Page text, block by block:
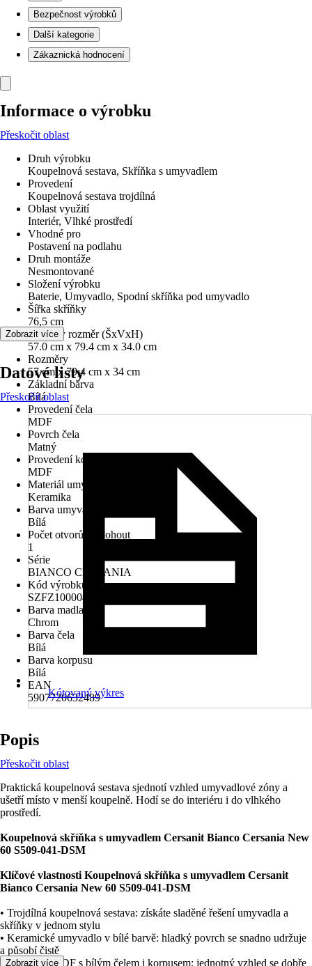
Bezpečnost výrobků
Další kategorie
Zákaznická hodnocení
Informace o výrobku
Přeskočit oblast
Druh výrobku
Koupelnová sestava, Skříňka s umyvadlem
Provedení
Koupelnová sestava trojdílná
Oblast využití
Interiér, Vlhké prostředí
Vhodné pro
Postavení na podlahu
Druh montáže
Nesmontované
Složení výrobku
Baterie, Umyvadlo, Spodní skříňka pod umyvadlo
Šířka skříňky
76,5 cm
Celkový rozměr (ŠxVxH)
57.0 cm x 79.4 cm x 34.0 cm
Rozměry
57 cm x 79,4 cm x 34 cm
Základní barva
Bílá
Provedení čela
MDF
Povrch čela
Matný
Provedení korpusu
MDF
Materiál umyvadla
Keramika
Barva umyvadla
Bílá
Počet otvorů na kohout
1
Série
BIANCO CERSANIA
Kód výrobku
SZFZ1000040664
Barva madla
Chrom
Barva čela
Bílá
Barva korpusu
Bílá
EAN
5907720632489
Zobrazit více
Datové listy
Přeskočit oblast
Kótovaný výkres
Popis
Přeskočit oblast
Praktická koupelnová sestava sjednotí vzhled umyvadlové zóny a
ušetří místo v menší koupelně. Hodí se do interiéru i do vlhkého
prostředí.
Koupelnová skříňka s umyvadlem Cersanit Bianco Cersania New
60 S509-041-DSM
Klíčové vlastnosti Koupelnová skříňka s umyvadlem Cersanit
Bianco Cersania New 60 S509-041-DSM
• Trojdílná koupelnová sestava: získáte sladěné řešení umyvadla a
skříňky v jednom stylu
• Keramické umyvadlo v bílé barvě: hladký povrch se snadno udržuje
a působí čistě
• Skříňka z MDF s bílým čelem i korpusem: jednotný vzhled se dobře
Zobrazit více